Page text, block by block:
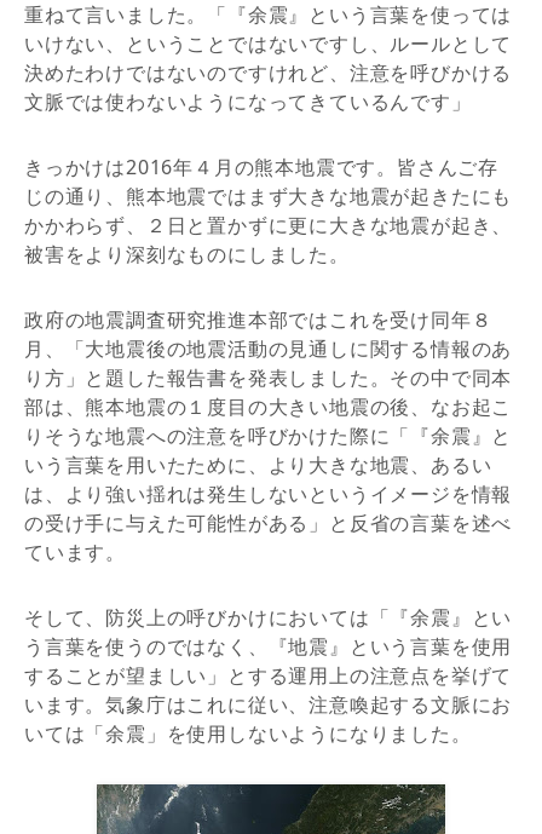
重ねて言いました。「『余震』という言葉を使っては
いけない、ということではないですし、ルールとして
決めたわけではないのですけれど、注意を呼びかける
文脈では使わないようになってきているんです」
きっかけは2016年４月の熊本地震です。皆さんご存
じの通り、熊本地震ではまず大きな地震が起きたにも
かかわらず、２日と置かずに更に大きな地震が起き、
被害をより深刻なものにしました。
政府の地震調査研究推進本部ではこれを受け同年８
月、「大地震後の地震活動の見通しに関する情報のあ
り方」と題した報告書を発表しました。その中で同本
部は、熊本地震の１度目の大きい地震の後、なお起こ
りそうな地震への注意を呼びかけた際に「『余震』と
いう言葉を用いたために、より大きな地震、あるい
は、より強い揺れは発生しないというイメージを情報
の受け手に与えた可能性がある」と反省の言葉を述べ
ています。
そして、防災上の呼びかけにおいては「『余震』とい
う言葉を使うのではなく、『地震』という言葉を使用
することが望ましい」とする運用上の注意点を挙げて
います。気象庁はこれに従い、注意喚起する文脈にお
いては「余震」を使用しないようになりました。